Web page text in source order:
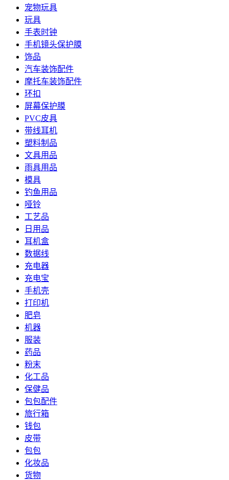
宠物玩具
玩具
手表时钟
手机镜头保护膜
饰品
汽车装饰配件
摩托车装饰配件
环扣
屏幕保护膜
PVC皮具
带线耳机
塑料制品
文具用品
雨具用品
模具
钓鱼用品
哑铃
工艺品
日用品
耳机盒
数据线
充电器
充电宝
手机壳
打印机
肥皂
机器
服装
药品
粉末
化工品
保健品
包包配件
旅行箱
钱包
皮带
包包
化妆品
货物